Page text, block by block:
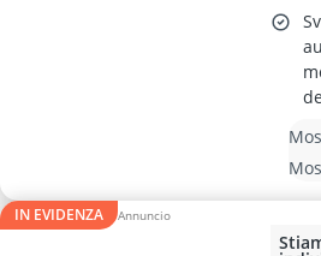
IN EVIDENZA